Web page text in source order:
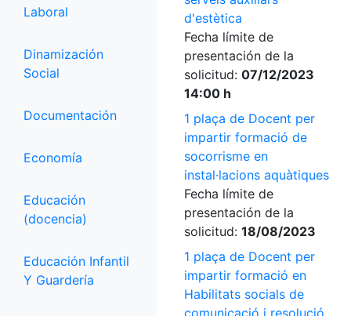
Laboral
Dinamización
Social
Documentación
Economía
Educación
(docencia)
Educación Infantil
Y Guardería
d'estètica
Fecha límite de
presentación de la
solicitud: 07/12/2023
14:00 h
1 plaça de Docent per
impartir formació de
socorrisme en
instal·lacions aquàtiques
Fecha límite de
presentación de la
solicitud: 18/08/2023
1 plaça de Docent per
impartir formació en
Habilitats socials de
comunicació i resolució